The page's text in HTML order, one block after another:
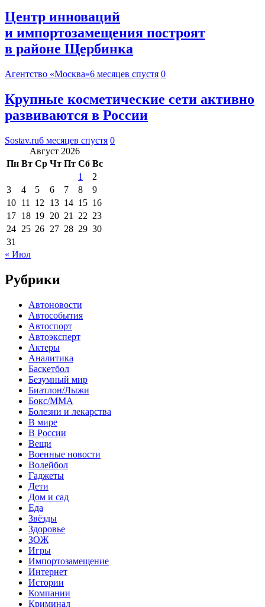
Центр инноваций
и импортозамещения построят
в районе Щербинка
Агентство «Москва»6 месяцев спустя 0
Крупные косметические сети активно
развиваются в России
Sostav.ru6 месяцев спустя 0
Август 2026
Пн Вт Ср Чт Пт Сб Вс
1
2
3
4 5 6 7 8
9
10 11 12 13 14 15 16
17 18 19 20 21 22 23
24 25 26 27 28 29 30
31
« Июл
Рубрики
Автоновости
Автособытия
Автоспорт
Автоэксперт
Актеры
Аналитика
Баскетбол
Безумный мир
Биатлон/Лыжи
Бокс/MMA
Болезни и лекарства
В мире
В России
Вещи
Военные новости
Волейбол
Гаджеты
Дети
Дом и сад
Еда
Звёзды
Здоровье
ЗОЖ
Игры
Импортозамещение
Интернет
Истории
Компании
Криминал